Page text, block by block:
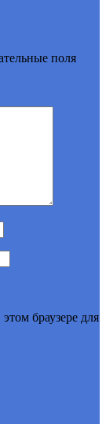
поля
браузере для